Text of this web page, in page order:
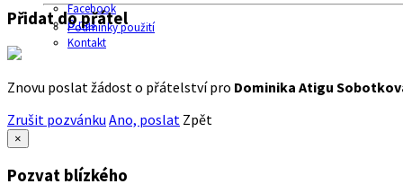
Facebook
O nás
Podmínky použití
Kontakt
Přidat do přátel
Znovu poslat žádost o přátelství pro Dominika Atigu
Zrušit pozvánku Ano, poslat Zpět
×
Pozvat blízkého